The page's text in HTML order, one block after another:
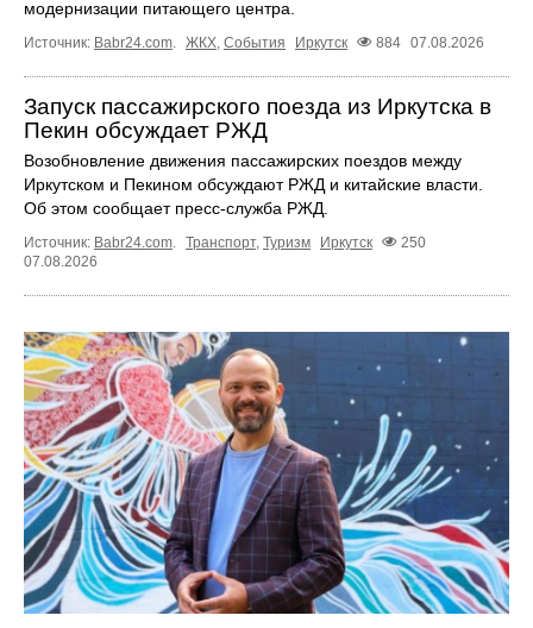
модернизации питающего центра.
Источник: Babr24.com. ЖКХ, События Иркутск 884 07.08.2026
Запуск пассажирского поезда из Иркутска в
Пекин обсуждает РЖД
Возобновление движения пассажирских поездов между
Иркутском и Пекином обсуждают РЖД и китайские власти.
Об этом сообщает пресс‑служба РЖД.
Источник: Babr24.com. Транспорт, Туризм Иркутск
250
07.08.2026